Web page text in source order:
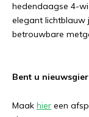
hedendaagse 4-
elegant lichtblauw
betrouwbare
Bent u
Maak hier een